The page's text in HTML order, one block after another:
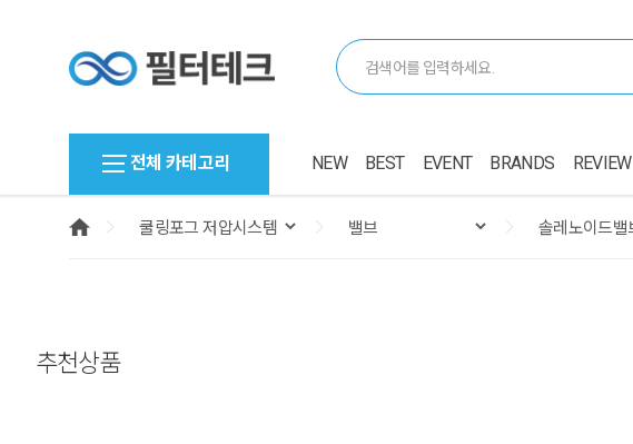
전체 카테고리 NEW BEST EVENT BRANDS REVIEW
추천상품